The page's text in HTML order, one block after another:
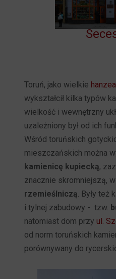
Toruń, jako wielkie
wykształcił kilka typów
wielkość i wewnętrzny
uzależniony był od ich
Wśród toruńskich
mieszczańskich można
kamienicę kupiecką,
znacznie skromniejszą,
rzemieślniczą. Były też
i tylnej zabudowy - tzw.
natomiast dom przy ul.
od norm toruńskich
porównywany do